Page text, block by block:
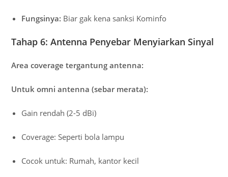
Fungsinya: Biar gak kena sanksi Kominfo
Tahap 6: Antenna Penyebar Menyiarkan Sinyal
Area coverage tergantung antenna:
Untuk omni antenna (sebar merata):
Gain rendah (2-5 dBi)
Coverage: Seperti bola lampu
Cocok untuk: Rumah, kantor kecil